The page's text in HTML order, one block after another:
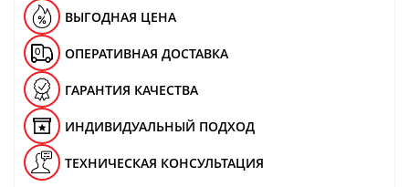
ВЫГОДНАЯ ЦЕНА
ОПЕРАТИВНАЯ ДОСТАВКА
ГАРАНТИЯ КАЧЕСТВА
ИНДИВИДУАЛЬНЫЙ ПОДХОД
ТЕХНИЧЕСКАЯ КОНСУЛЬТАЦИЯ